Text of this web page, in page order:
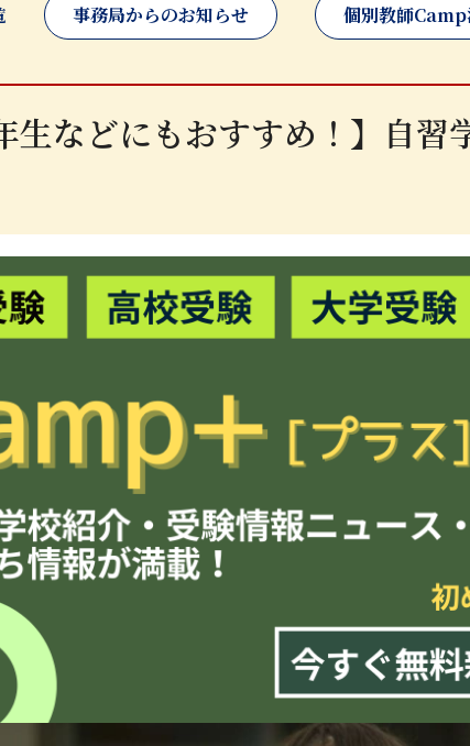
事務局からのお知らせ 個別教師Camp
生などにもおすすめ！】自習